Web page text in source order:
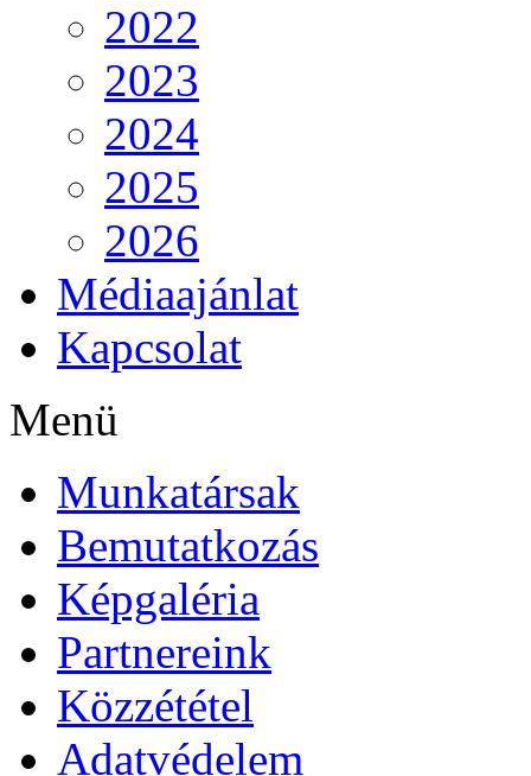
2022
2023
2024
2025
2026
Médiaajánlat
Kapcsolat
Menü
Munkatársak
Bemutatkozás
Képgaléria
Partnereink
Közzététel
Adatvédelem